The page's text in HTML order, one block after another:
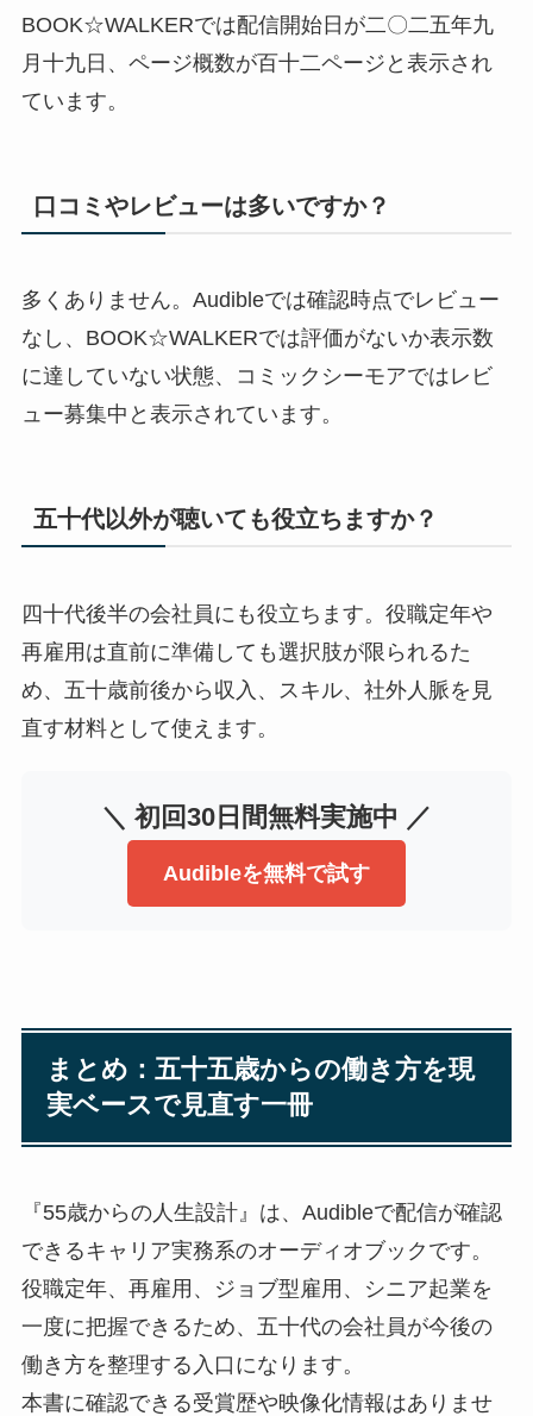
BOOK☆WALKERでは配信開始日が二〇二五年九
月十九日、ページ概数が百十二ページと表示され
ています。
口コミやレビューは多いですか？
多くありません。Audibleでは確認時点でレビュー
なし、BOOK☆WALKERでは評価がないか表示数
に達していない状態、コミックシーモアではレビ
ュー募集中と表示されています。
五十代以外が聴いても役立ちますか？
四十代後半の会社員にも役立ちます。役職定年や
再雇用は直前に準備しても選択肢が限られるた
め、五十歳前後から収入、スキル、社外人脈を見
直す材料として使えます。
＼ 初回30日間無料実施中 ／
Audibleを無料で試す
まとめ：五十五歳からの働き方を現
実ベースで見直す一冊
『55歳からの人生設計』は、Audibleで配信が確認
できるキャリア実務系のオーディオブックです。
役職定年、再雇用、ジョブ型雇用、シニア起業を
一度に把握できるため、五十代の会社員が今後の
働き方を整理する入口になります。
本書に確認できる受賞歴や映像化情報はありませ